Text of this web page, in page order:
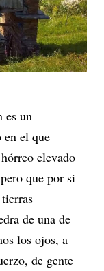
es un
en el que
elevado
que por si
de una de
los ojos, a
de gente